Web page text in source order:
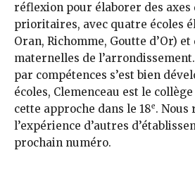
réflexion pour élaborer des axes
prioritaires, avec quatre écoles
Oran, Richomme, Goutte d’Or)
maternelles de
par compétences s’est bien
écoles, Clemenceau est le
cette approche dans le 18e. Nous
l’expérience d’autres
prochain numéro.